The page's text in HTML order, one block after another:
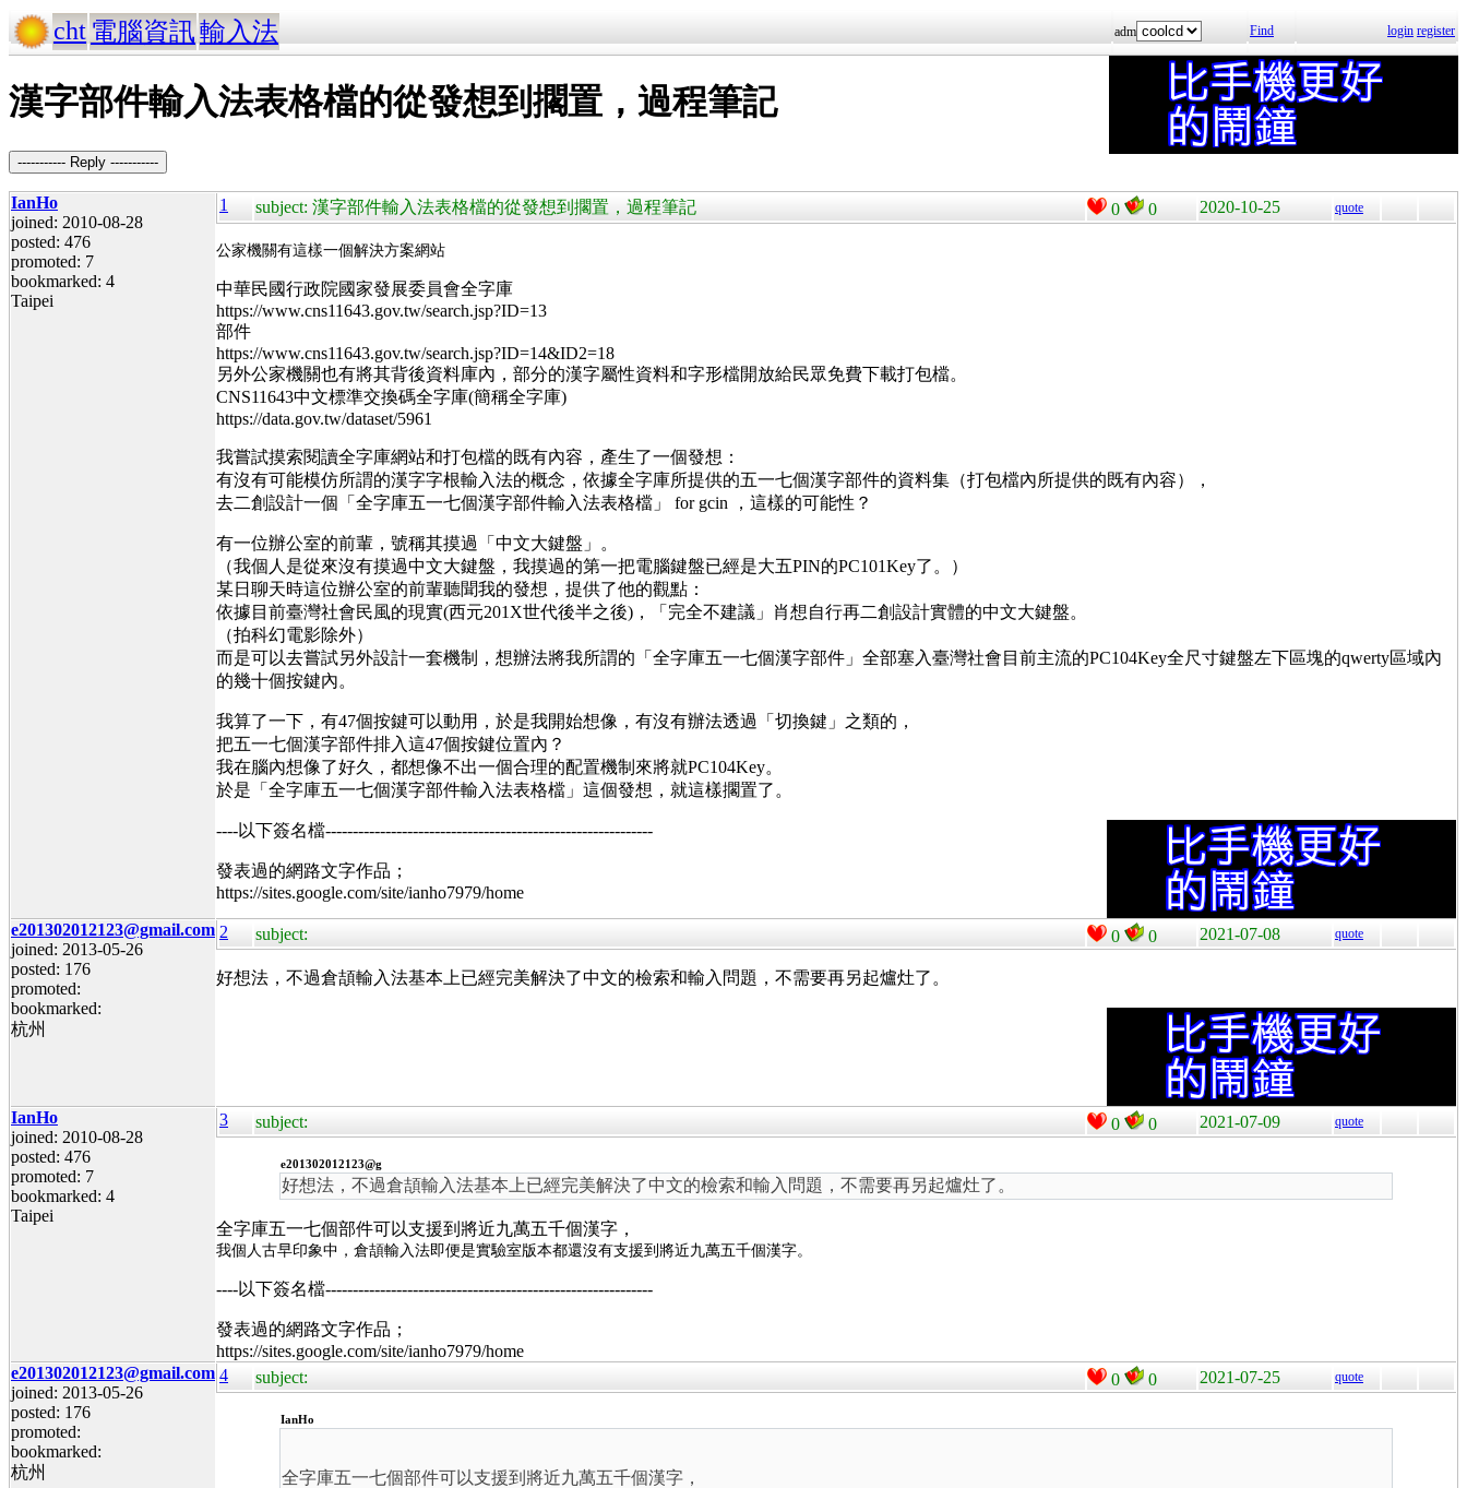
cht 電腦資訊輸入法 adm Find login register
漢字部件輸入法表格檔的從發想到擱置，過程筆記
----------- Reply -----------
IanHo
joined: 2010-08-28
posted: 476
promoted: 7
bookmarked: 4
Taipei
1 subject: 漢字部件輸入法表格檔的從發想到擱置，過程筆記 0 0 2020-10-25 quote
公家機關有這樣一個解決方案網站
中華民國行政院國家發展委員會全字庫
https://www.cns11643.gov.tw/search.jsp?ID=13
部件
https://www.cns11643.gov.tw/search.jsp?ID=14&ID2=18
另外公家機關也有將其背後資料庫內，部分的漢字屬性資料和字形檔開放給民眾免費下載打包檔。
CNS11643中文標準交換碼全字庫(簡稱全字庫)
https://data.gov.tw/dataset/5961
我嘗試摸索閱讀全字庫網站和打包檔的既有內容，產生了一個發想：
有沒有可能模仿所謂的漢字字根輸入法的概念，依據全字庫所提供的五一七個漢字部件的資料集（打包檔內所提供的既有內容），
去二創設計一個「全字庫五一七個漢字部件輸入法表格檔」 for gcin ，這樣的可能性？
有一位辦公室的前輩，號稱其摸過「中文大鍵盤」。
（我個人是從來沒有摸過中文大鍵盤，我摸過的第一把電腦鍵盤已經是大五PIN的PC101Key了。）
某日聊天時這位辦公室的前輩聽聞我的發想，提供了他的觀點：
依據目前臺灣社會民風的現實(西元201X世代後半之後)，「完全不建議」肖想自行再二創設計實體的中文大鍵盤。
（拍科幻電影除外）
而是可以去嘗試另外設計一套機制，想辦法將我所謂的「全字庫五一七個漢字部件」全部塞入臺灣社會目前主流的PC104Key全尺寸鍵盤左下區塊的qwerty區域內
的幾十個按鍵內。
我算了一下，有47個按鍵可以動用，於是我開始想像，有沒有辦法透過「切換鍵」之類的，
把五一七個漢字部件排入這47個按鍵位置內？
我在腦內想像了好久，都想像不出一個合理的配置機制來將就PC104Key。
於是「全字庫五一七個漢字部件輸入法表格檔」這個發想，就這樣擱置了。
----以下簽名檔------------------------------------------------------------
發表過的網路文字作品；
https://sites.google.com/site/ianho7979/home
e201302012123@gmail.com
joined: 2013-05-26
posted: 176
promoted:
bookmarked:
杭州
2 subject: 0 0 2021-07-08 quote
好想法，不過倉頡輸入法基本上已經完美解決了中文的檢索和輸入問題，不需要再另起爐灶了。
IanHo
joined: 2010-08-28
posted: 476
promoted: 7
bookmarked: 4
Taipei
3 subject: 0 0 2021-07-09 quote
e201302012123@g
好想法，不過倉頡輸入法基本上已經完美解決了中文的檢索和輸入問題，不需要再另起爐灶了。
全字庫五一七個部件可以支援到將近九萬五千個漢字，
我個人古早印象中，倉頡輸入法即便是實驗室版本都還沒有支援到將近九萬五千個漢字。
----以下簽名檔------------------------------------------------------------
發表過的網路文字作品；
https://sites.google.com/site/ianho7979/home
e201302012123@gmail.com
joined: 2013-05-26
posted: 176
promoted:
bookmarked:
杭州
4 subject: 0 0 2021-07-25 quote
IanHo
全字庫五一七個部件可以支援到將近九萬五千個漢字，